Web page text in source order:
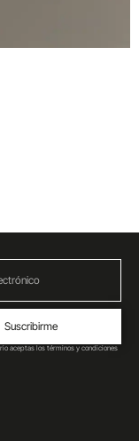
Suscribirme
aceptas los términos y condiciones